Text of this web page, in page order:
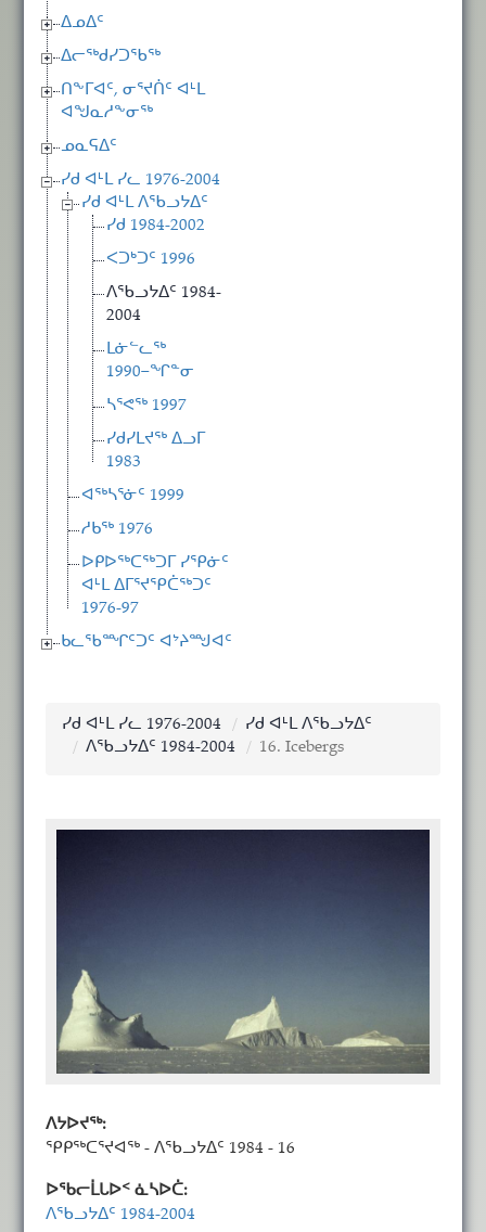
ᐃᓄᐃᑦ
ᐃᓕᖅᑯᓯᑐᖃᖅ
ᑎᖕᒥᐊᑦ, ᓂᕐᔪᑏᑦ ᐊᒻᒪ
ᐊᖑᓇᓱᖕᓂᖅ
ᓄᓇᕋᐃᑦ
ᓯᑯ ᐊᒻᒪ ᓯᓚ 1976-2004
ᓯᑯ ᐊᒻᒪ ᐱᖃᓗᔭᐃᑦ
ᓯᑯ 1984-2002
ᐸᑐᒃᑐᑦ 1996
ᐱᖃᓗᔭᐃᑦ 1984-
2004
ᒪᓃᓪᓚᖅ
1990−ᖏᓐᓂ
ᓴᕐᕙᖅ 1997
ᓯᑯᓯᒪᔪᖅ ᐃᓗᒥ
1983
ᐊᖅᓴᕐᓃᑦ 1999
ᓱᑲᖅ 1976
ᐅᑭᐅᖅᑕᖅᑐᒥ ᓯᕿᓃᑦ
ᐊᒻᒪ ᐃᒥᕐᔪᕿᑖᖅᑐᑦ
1976-97
ᑲᓚᖃᙱᑦᑐᑦ ᐊᔾᔨᙳᐊᑦ
ᓯᑯ ᐊᒻᒪ ᓯᓚ 1976-2004
ᓯᑯ ᐊᒻᒪ ᐱᖃᓗᔭᐃᑦ
ᐱᖃᓗᔭᐃᑦ 1984-2004
16. Icebergs
ᐱᔭᐅᔪᖅ:
ᕿᑭᖅᑕᕐᔪᐊᖅ - ᐱᖃᓗᔭᐃᑦ 1984 - 16
ᐅᖃᓕᒫᒐᐅᑉ ᓈᓴᐅᑖ:
ᐱᖃᓗᔭᐃᑦ 1984-2004